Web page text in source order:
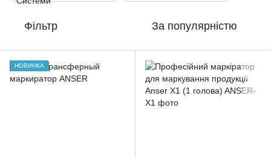
Фільтр За популярністю
НОВИНКА